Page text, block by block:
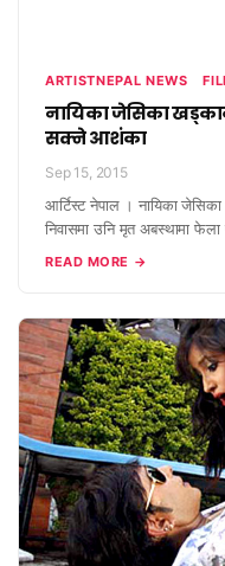
ARTISTNEPAL NEWS
नायिका जेसिका
सक्ने आशंका
Sep 15, 2015
आर्टिस्ट नेपाल । नायिका
निवासमा उनि मृत अबस्थामा
READ MORE →